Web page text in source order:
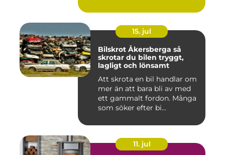
15. jul
Bilskrot Åkersberga så
skrotar du bilen tryggt,
lagligt och lönsamt
Att skrota en bil handlar om
mer än att bara bli av med
ett gammalt fordon. Många
som söker efter bi...
11. jul